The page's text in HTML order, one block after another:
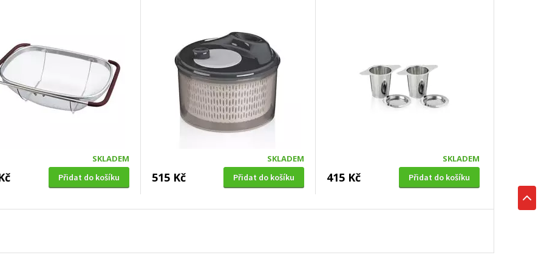
SKLADEM
Přidat do košíku
SKLADEM
515 Kč Přidat do košíku
SKLADEM
415 Kč Přidat do košíku